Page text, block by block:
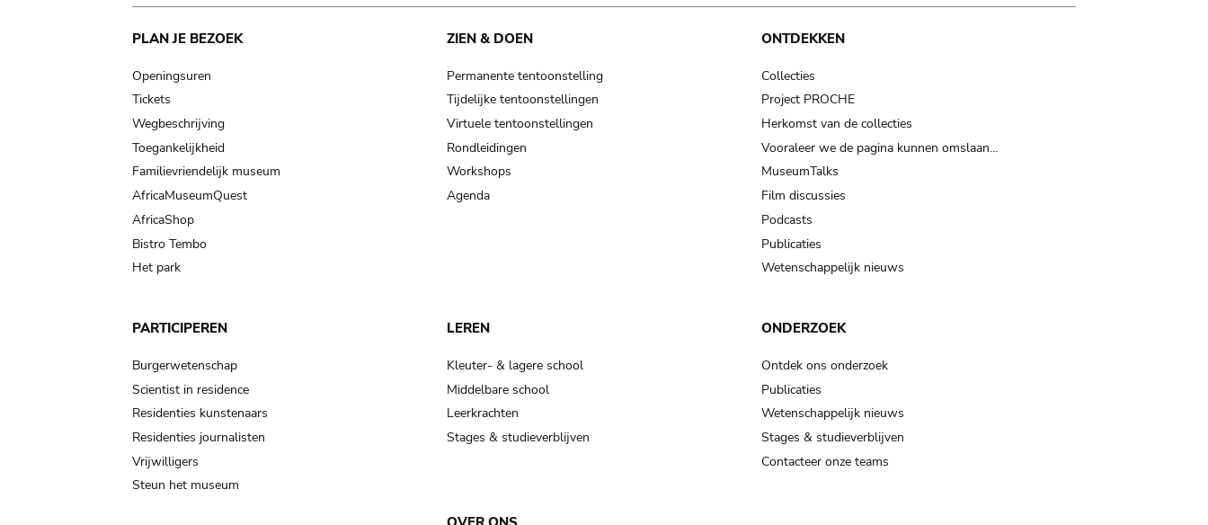
Main
navigation
PLAN JE BEZOEK
Openingsuren
Tickets
Wegbeschrijving
Toegankelijkheid
Familievriendelijk museum
AfricaMuseumQuest
AfricaShop
Bistro Tembo
Het park
ZIEN & DOEN
Permanente tentoonstelling
Tijdelijke tentoonstellingen
Virtuele tentoonstellingen
Rondleidingen
Workshops
Agenda
ONTDEKKEN
Collecties
Project PROCHE
Herkomst van de collecties
Vooraleer we de pagina kunnen omslaan…
MuseumTalks
Film discussies
Podcasts
Publicaties
Wetenschappelijk nieuws
PARTICIPEREN
Burgerwetenschap
Scientist in residence
Residenties kunstenaars
Residenties journalisten
Vrijwilligers
Steun het museum
LEREN
Kleuter- & lagere school
Middelbare school
Leerkrachten
Stages & studieverblijven
ONDERZOEK
Ontdek ons onderzoek
Publicaties
Wetenschappelijk nieuws
Stages & studieverblijven
Contacteer onze teams